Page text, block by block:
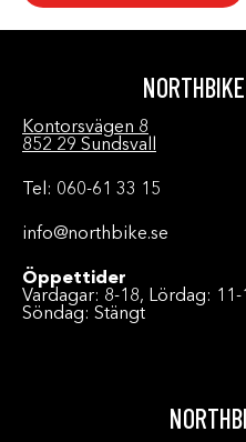
Kontorsvägen 8
852 29 Sundsvall
Tel: 060-61 33 15
info@northbike.se
Öppettider
Vardagar: 8-18, Lördag: 11-
Söndag: Stängt